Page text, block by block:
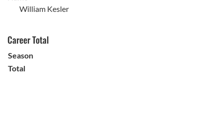
William Kesler
Career Total
Season
Total